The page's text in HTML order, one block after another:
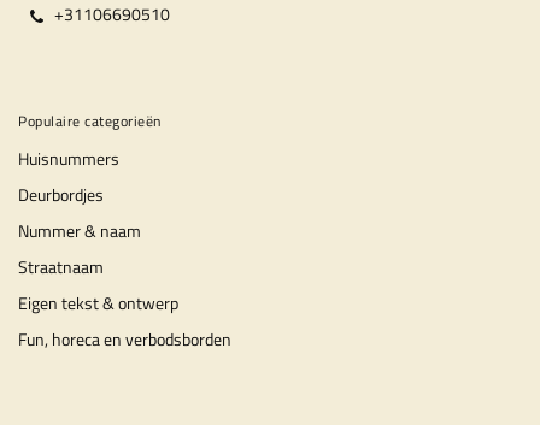
+31106690510
Populaire categorieën
Huisnummers
Deurbordjes
Nummer & naam
Straatnaam
Eigen tekst & ontwerp
Fun, horeca en verbodsborden